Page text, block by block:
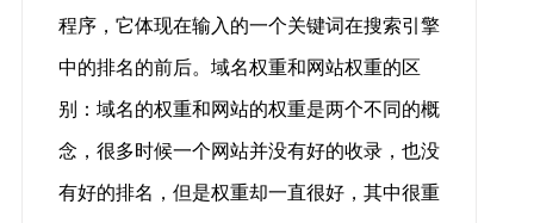
程序，它体现在输入的一个关键词在搜索引擎
中的排名的前后。域名权重和网站权重的区
别：域名的权重和网站的权重是两个不同的概
念，很多时候一个网站并没有好的收录，也没
有好的排名，但是权重却一直很好，其中很重